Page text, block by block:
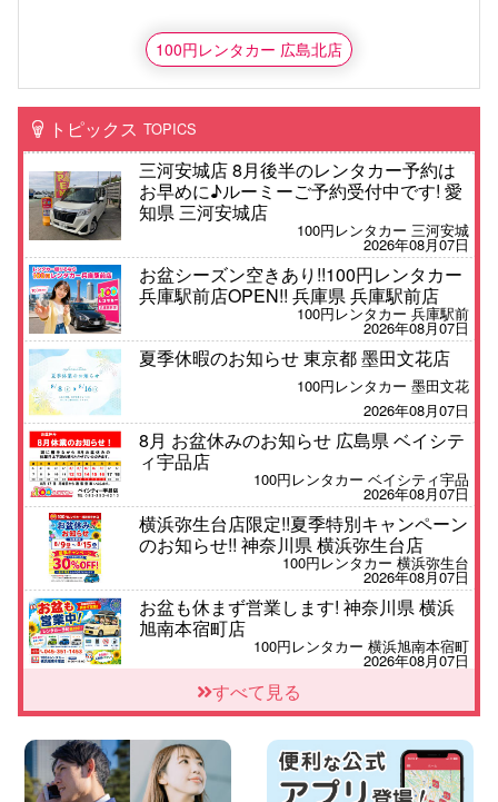
100円レンタカー 広島北店
トピックス TOPICS
三河安城店 8月後半のレンタカー予約は
お早めに♪ルーミーご予約受付中です! 愛
知県 三河安城店
100円レンタカー 三河安城
2026年08月07日
お盆シーズン空きあり!!100円レンタカー
兵庫駅前店OPEN!! 兵庫県 兵庫駅前店
100円レンタカー 兵庫駅前
2026年08月07日
夏季休暇のお知らせ 東京都 墨田文花店
100円レンタカー 墨田文花
2026年08月07日
8月 お盆休みのお知らせ 広島県 ベイシテ
ィ宇品店
100円レンタカー ベイシティ宇品
2026年08月07日
横浜弥生台店限定!!夏季特別キャンペーン
のお知らせ!! 神奈川県 横浜弥生台店
100円レンタカー 横浜弥生台
2026年08月07日
お盆も休まず営業します! 神奈川県 横浜
旭南本宿町店
100円レンタカー 横浜旭南本宿町
2026年08月07日
お引越しに便利で最適!(禁煙車両) 香川県
坂出川津店
2026年08月07日
【カーシェアのレンタカーが2台になりま
した!】 岐阜県 各務原那加店
すべて見る